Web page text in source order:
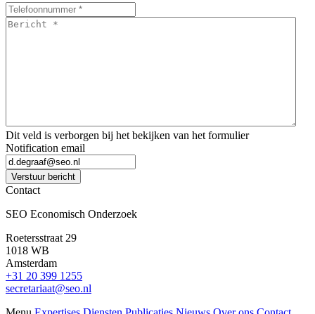
Bericht
Dit veld is verborgen bij het bekijken van het formulier
Notification email
Verstuur bericht
Contact
SEO Economisch Onderzoek
Roetersstraat 29
1018 WB
Amsterdam
+31 20 399 1255
secretariaat@seo.nl